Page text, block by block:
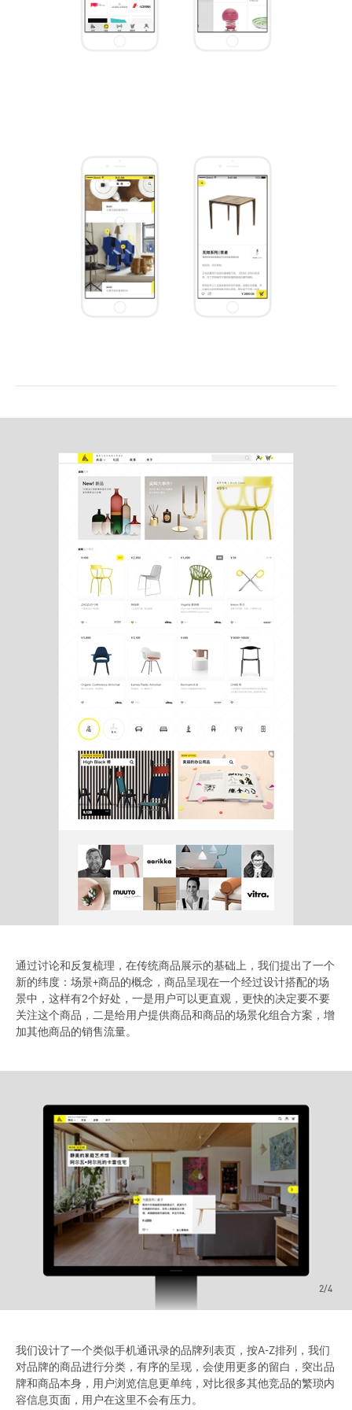
通过讨论和反复梳理，在传统商品展示的基础上，我们提出了一个
新的纬度：场景+商品的概念，商品呈现在一个经过设计搭配的场
景中，这样有2个好处，一是用户可以更直观，更快的决定要不要
关注这个商品，二是给用户提供商品和商品的场景化组合方案，增
加其他商品的销售流量。
3/4
我们设计了一个类似手机通讯录的品牌列表页，按A-Z排列，我们
对品牌的商品进行分类，有序的呈现，会使用更多的留白，突出品
牌和商品本身，用户浏览信息更单纯，对比很多其他竞品的繁琐内
容信息页面，用户在这里不会有压力。